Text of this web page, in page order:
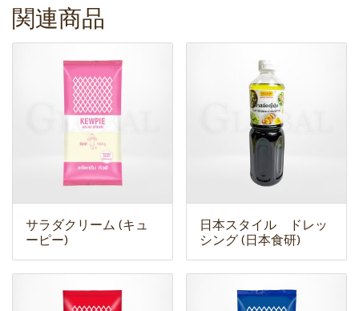
関連商品
サラダクリーム (キュ
ーピー)
日本スタイル ドレッ
シング (日本食研)